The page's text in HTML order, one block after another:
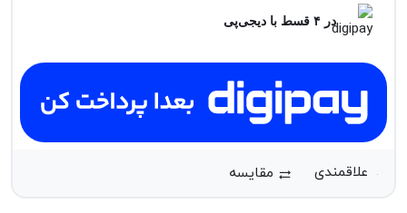
در ۴ قسط با دیجی‌پی
مقایسه